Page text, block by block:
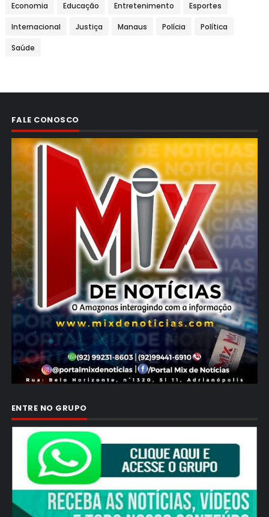
Economia Educação Entretenimento Esportes
Internacional Justiça Manaus Polícia Política
Saúde
FALE CONOSCO
ENTRE NO GRUPO